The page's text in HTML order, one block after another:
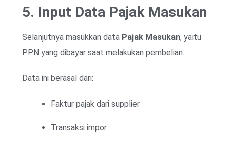
5. Input Data Pajak Masukan
Selanjutnya masukkan data Pajak Masukan, yaitu
PPN yang dibayar saat melakukan pembelian.
Data ini berasal dari:
Faktur pajak dari supplier
Transaksi impor